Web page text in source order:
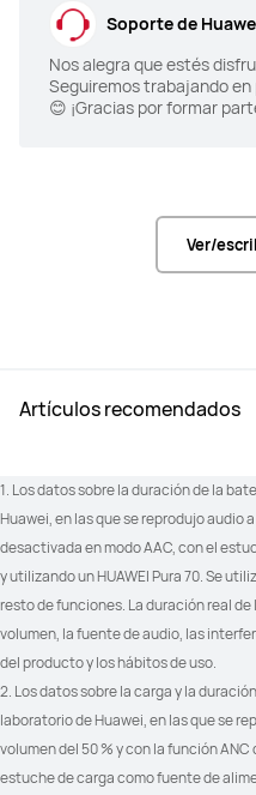
ANC desactivado:
10 horas con una sola carga.
50 horas con el estuche de carga.
ANC activado:
7 horas con una sola carga.
35 horas con el estuche de carga.
Unidad de controlador dinámico de
3 Mic
audio; Responder/Finalizar una
llamada.
Triple toque: Pista anterior/Pista
siguiente.
Mantener pulsado durante 2
segundos: Cancelación de
ruido/Modo transparencia/Apagado
Soporte de
Nos alegra que estés
Seguiremos trabajando
😊 ¡Gracias por formar
Ver/
Artículos recomendados
1. Los datos sobre la duración de la
Huawei, en las que se reprodujo audio
desactivada en modo AAC, con el
y utilizando un HUAWEI Pura 70. Se
resto de funciones. La duración real
volumen, la fuente de audio, las
del producto y los hábitos de uso.
2. Los datos sobre la carga y la
laboratorio de Huawei, en las que se
volumen del 50 % y con la función
estuche de carga como fuente de